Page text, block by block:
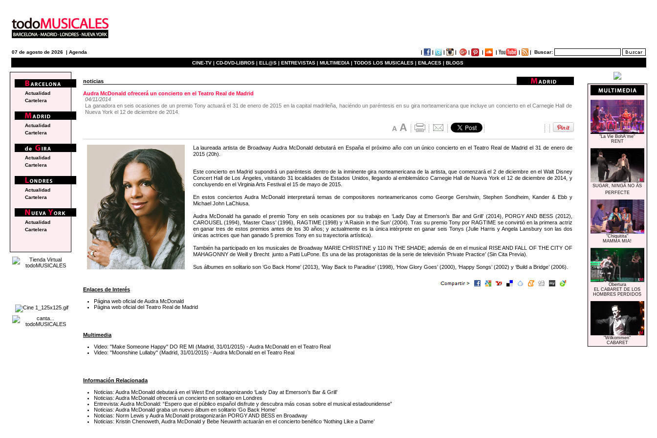
07 de agosto de 2026 | Agenda | | | | | | | | | Buscar:
CINE-TV | CD-DVD-LIBROS | ELL@S | ENTREVISTAS | MULTIMEDIA | TODOS LOS MUSICALES | ENLACES | BLOGS
noticias
Audra McDonald ofrecerá un concierto en el Teatro Real de Madrid
04/11/2014
La ganadora en seis ocasiones de un premio Tony actuará el 31 de enero de 2015 en la capital madrileña, haciéndo un paréntesis en su gira norteamericana que incluye un concierto en el Carnegie Hall de
Nueva York el 12 de diciembre de 2014.
La laureada artista de Broadway Audra McDonald debutará en España el próximo año con un único concierto en el Teatro Real de Madrid el 31 de enero de
2015 (20h).
Este concierto en Madrid supondrá un paréntesis dentro de la inminente gira norteamericana de la artista, que comenzará el 2 de diciembre en el Walt Disney
Concert Hall de Los Ángeles, visitando 31 localidades de Estados Unidos, llegando al emblemático Carnegie Hall de Nueva York el 12 de diciembre de 2014, y
concluyendo en el Virginia Arts Festival el 15 de mayo de 2015.
En estos conciertos Audra McDonald interpretará temas de compositores norteamericanos como George Gershwin, Stephen Sondheim, Kander & Ebb y
Michael John LaChiusa.
Audra McDonald ha ganado el premio Tony en seis ocasiones por su trabajo en ‘Lady Day at Emerson’s Bar and Grill’ (2014), PORGY AND BESS (2012),
CAROUSEL (1994), ‘Master Class’ (1996), RAGTIME (1998) y ‘A Raisin in the Sun’ (2004). Tras su premio Tony por RAGTIME se convirtió en la primera actriz
en ganar tres de estos premios antes de los 30 años; y actualmente es la única intérprete en ganar seis Tonys (Julie Harris y Angela Lansbury son las dos
únicas actrices que han ganado 5 premios Tony en su trayectoria artística).
También ha participado en los musicales de Broadway MARIE CHRISTINE y 110 IN THE SHADE; además de en el musical RISE AND FALL OF THE CITY OF
MAHAGONNY de Weill y Brecht junto a Patti LuPone. Es una de las protagonistas de la serie de televisión ‘Private Practice’ (Sin Cita Previa).
Sus álbumes en solitario son ‘Go Back Home’ (2013), ‘Way Back to Paradise’ (1998), ‘How Glory Goes’ (2000), ‘Happy Songs’ (2002) y ‘Build a Bridge’ (2006).
Enlaces de Interés
Página web oficial de Audra McDonald
Página web oficial del Teatro Real de Madrid
Multimedia
Video: "Make Someone Happy" DO RE MI (Madrid, 31/01/2015) - Audra McDonald en el Teatro Real
Video: "Moonshine Lullaby" (Madrid, 31/01/2015) - Audra McDonald en el Teatro Real
Información Relacionada
Noticias: Audra McDonald debutará en el West End protagonizando ‘Lady Day at Emerson’s Bar & Grill’
Noticias: Audra McDonald ofrecerá un concierto en solitario en Londres
Entrevista: Audra McDonald: “Espero que el público español disfrute y descubra más cosas sobre el musical estadounidense”
Noticias: Audra McDonald graba un nuevo álbum en solitario ‘Go Back Home’
Noticias: Norm Lewis y Audra McDonald protagonizarán PORGY AND BESS en Broadway
Noticias: Kristin Chenoweth, Audra McDonald y Bebe Neuwirth actuarán en el concierto benéfico ‘Nothing Like a Dame’
Actualidad
Cartelera
Actualidad
Cartelera
Actualidad
Cartelera
Actualidad
Cartelera
Actualidad
Cartelera
"La Vie BohÃ¨me"
RENT
SUGAR, NINGÃ NO ÃS
PERFECTE
"Chiquitita"
MAMMA MIA!
Obertura
EL CABARET DE LOS
HOMBRES PERDIDOS
"Wilkommen"
CABARET